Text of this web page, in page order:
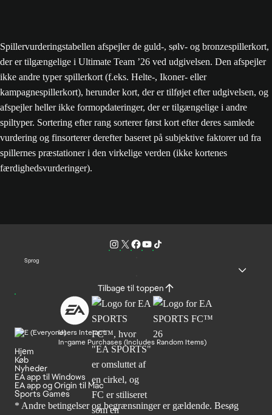
Spillervurderingstabellen afspejler de guld-, sølv- og bronzespillerkort,
der er tilgængelige i Ultimate Team ’26 ved udgivelsen. Den afspejler
ikke andre typer spillerkort (f.eks. Helte-, Ikoner- eller
kampagnespillerkort), herunder kort, der er tilføjet efter udgivelsen, og
afspejler heller ikke formopdateringer, der er tilgængelige i andre
spiltyper. Sortering efter rang sorterer først kort efter deres samlede
vurdering og finsorterer derefter baseret på subjektive faktorer ud fra
spillernes præstationer i den virkelige verden (ikke kortenes
færdighedsvurderinger).
Sprog
Tilbage til toppen
Users Interact
In-game Purchases (Includes Random Items)
Hjem
Køb
Nyheder
EA app til Windows
EA app og Origin til Mac
Sports Games
* Andre betingelser og begrænsninger er gældende. Besøg